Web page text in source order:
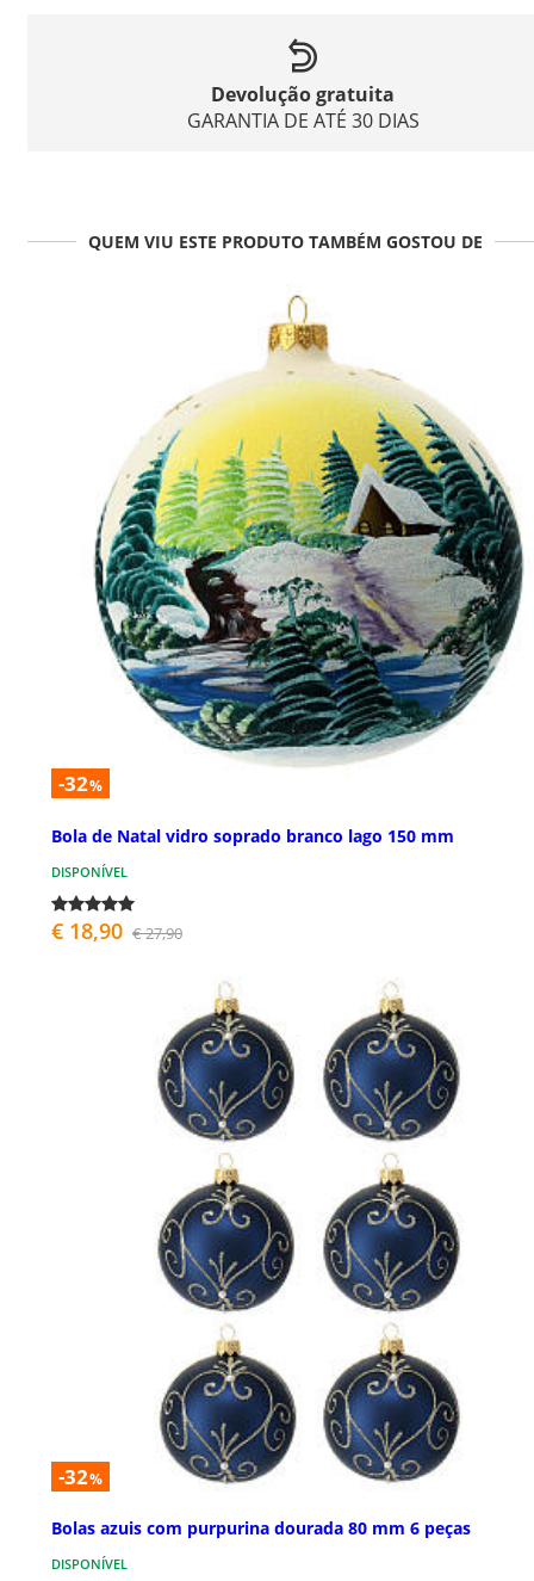
Devolução gratuita
GARANTIA DE ATÉ 30 DIAS
QUEM VIU ESTE PRODUTO TAMBÉM GOSTOU DE
-32%
Bola de Natal vidro soprado branco lago 150 mm
DISPONÍVEL
€ 18,90 € 27,90
-32%
Bolas azuis com purpurina dourada 80 mm 6 peças
DISPONÍVEL